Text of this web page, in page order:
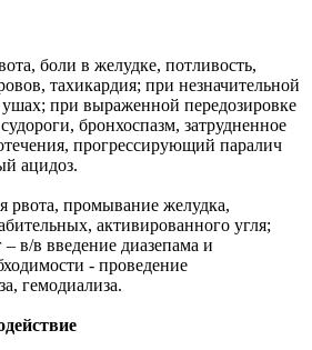
боли в желудке, потливость,
тахикардия; при незначительной
ушах; при выраженной передозировке
бронхоспазм, затрудненное
прогрессирующий паралич
ацидоз.
рвота, промывание желудка,
активированного угля;
в/в введение диазепама и
- проведение
гемодиализа.